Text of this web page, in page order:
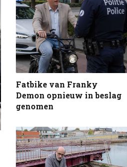
Fatbike van Franky
Demon opnieuw in beslag
genomen